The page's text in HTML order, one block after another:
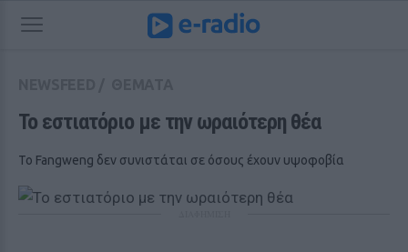
Το εστιατόριο με την ωραιότερη θέα
To Fangweng δεν συνιστάται σε όσους έχουν υψοφοβία